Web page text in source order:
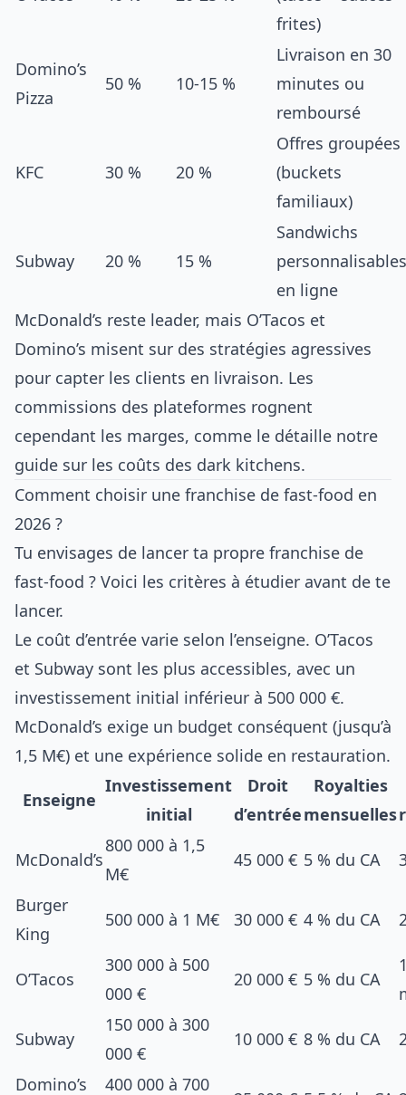
frites)
Domino’s
Pizza
50 % 10-15 %
Livraison en 30
minutes ou
remboursé
KFC 30 % 20 %
Offres groupées
(buckets
familiaux)
Subway 20 % 15 %
Sandwichs
personnalisables
en ligne
McDonald’s reste leader, mais O’Tacos et
Domino’s misent sur des stratégies agressives
pour capter les clients en livraison. Les
commissions des plateformes rognent
cependant les marges, comme le détaille notre
guide sur les coûts des dark kitchens.
Comment choisir une franchise de fast-food en
2026 ?
Tu envisages de lancer ta propre franchise de
fast-food ? Voici les critères à étudier avant de te
lancer.
Le coût d’entrée varie selon l’enseigne. O’Tacos
et Subway sont les plus accessibles, avec un
investissement initial inférieur à 500 000 €.
McDonald’s exige un budget conséquent (jusqu’à
1,5 M€) et une expérience solide en restauration.
Enseigne
Investissement
initial
Droit
d’entrée
Royalties
mensuelles
McDonald’s
800 000 à 1,5
M€
45 000 € 5 % du CA
Burger
King
500 000 à 1 M€ 30 000 € 4 % du CA
O’Tacos
300 000 à 500
000 €
20 000 € 5 % du CA
Subway
150 000 à 300
000 €
10 000 € 8 % du CA
Domino’s 400 000 à 700